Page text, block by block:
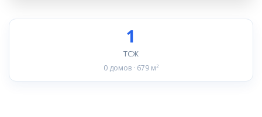
1
ТСЖ
0 домов · 679 м²